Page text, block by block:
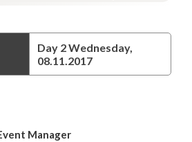
Day 2Wednesday,
08.11.2017
Manager